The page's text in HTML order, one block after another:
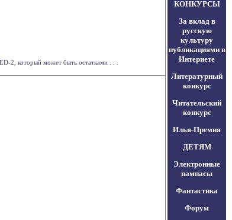
2, который может быть остатками . . .
КОНКУРСЫ
За вклад в
русскую
культуру
публикациями в
Интернете
Литературный
конкурс
Читательский
конкурс
Илья-Премия
ДЕТЯМ
Электронные
пампасы
Фантастика
Форум